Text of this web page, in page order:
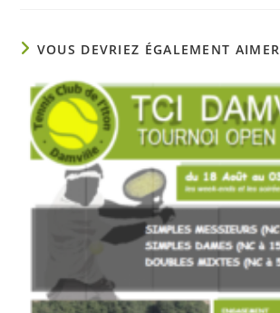
VOUS DEVRIEZ ÉGALEMENT AIMER